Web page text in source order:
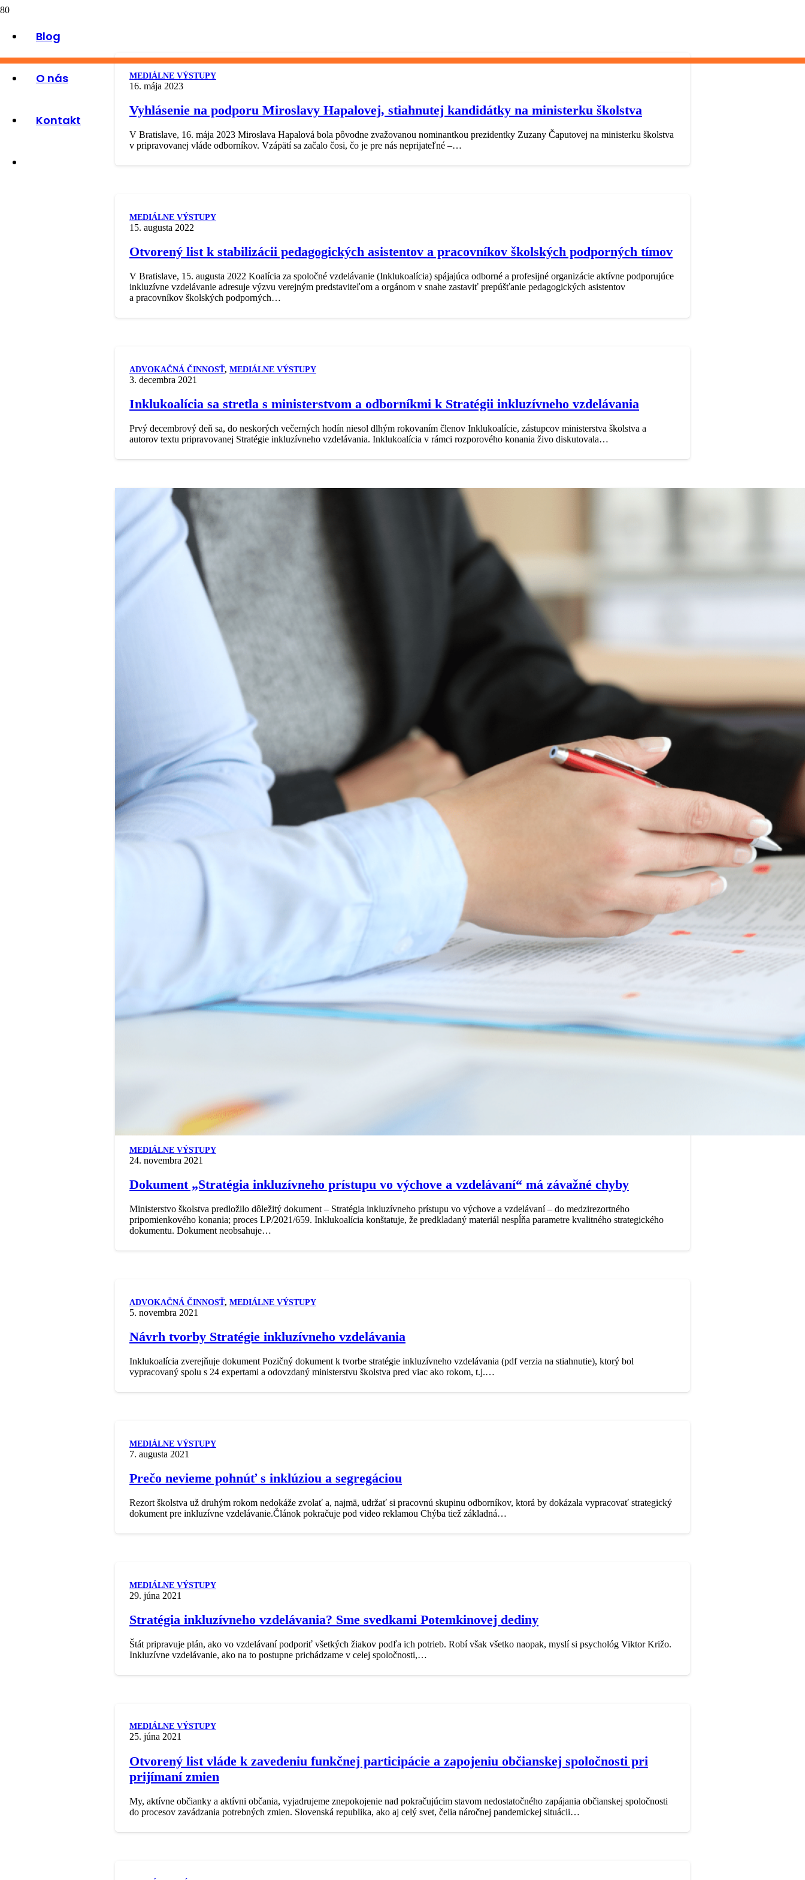
Blog
O nás
Kontakt
MEDIÁLNE VÝSTUPY
16. mája 2023
Vyhlásenie na podporu Miroslavy Hapalovej, stiahnutej kandidátky na ministerku školstva
V Bratislave, 16. mája 2023 Miroslava Hapalová bola pôvodne zvažovanou nominantkou prezidentky Zuzany Čaputovej na ministerku školstva
v pripravovanej vláde odborníkov. Vzápätí sa začalo čosi, čo je pre nás neprijateľné –…
MEDIÁLNE VÝSTUPY
15. augusta 2022
Otvorený list k stabilizácii pedagogických asistentov a pracovníkov školských podporných tímov
V Bratislave, 15. augusta 2022 Koalícia za spoločné vzdelávanie (Inklukoalícia) spájajúca odborné a profesijné organizácie aktívne podporujúce
inkluzívne vzdelávanie adresuje výzvu verejným predstaviteľom a orgánom v snahe zastaviť prepúšťanie pedagogických asistentov
a pracovníkov školských podporných…
ADVOKAČNÁ ČINNOSŤ, MEDIÁLNE VÝSTUPY
3. decembra 2021
Inklukoalícia sa stretla s ministerstvom a odborníkmi k Stratégii inkluzívneho vzdelávania
Prvý decembrový deň sa, do neskorých večerných hodín niesol dlhým rokovaním členov Inklukoalície, zástupcov ministerstva školstva a
autorov textu pripravovanej Stratégie inkluzívneho vzdelávania. Inklukoalícia v rámci rozporového konania živo diskutovala…
MEDIÁLNE VÝSTUPY
24. novembra 2021
Dokument „Stratégia inkluzívneho prístupu vo výchove a vzdelávaní“ má závažné chyby
Ministerstvo školstva predložilo dôležitý dokument – Stratégia inkluzívneho prístupu vo výchove a vzdelávaní – do medzirezortného
pripomienkového konania; proces LP/2021/659. Inklukoalícia konštatuje, že predkladaný materiál nespĺňa parametre kvalitného strategického
dokumentu. Dokument neobsahuje…
ADVOKAČNÁ ČINNOSŤ, MEDIÁLNE VÝSTUPY
5. novembra 2021
Návrh tvorby Stratégie inkluzívneho vzdelávania
Inklukoalícia zverejňuje dokument Pozičný dokument k tvorbe stratégie inkluzívneho vzdelávania (pdf verzia na stiahnutie), ktorý bol
vypracovaný spolu s 24 expertami a odovzdaný ministerstvu školstva pred viac ako rokom, t.j.…
MEDIÁLNE VÝSTUPY
7. augusta 2021
Prečo nevieme pohnúť s inklúziou a segregáciou
Rezort školstva už druhým rokom nedokáže zvolať a, najmä, udržať si pracovnú skupinu odborníkov, ktorá by dokázala vypracovať strategický
dokument pre inkluzívne vzdelávanie.Článok pokračuje pod video reklamou Chýba tiež základná…
MEDIÁLNE VÝSTUPY
29. júna 2021
Stratégia inkluzívneho vzdelávania? Sme svedkami Potemkinovej dediny
Štát pripravuje plán, ako vo vzdelávaní podporiť všetkých žiakov podľa ich potrieb. Robí však všetko naopak, myslí si psychológ Viktor Križo.
Inkluzívne vzdelávanie, ako na to postupne prichádzame v celej spoločnosti,…
MEDIÁLNE VÝSTUPY
25. júna 2021
Otvorený list vláde k zavedeniu funkčnej participácie a zapojeniu občianskej spoločnosti pri
prijímaní zmien
My, aktívne občianky a aktívni občania, vyjadrujeme znepokojenie nad pokračujúcim stavom nedostatočného zapájania občianskej spoločnosti
do procesov zavádzania potrebných zmien. Slovenská republika, ako aj celý svet, čelia náročnej pandemickej situácii…